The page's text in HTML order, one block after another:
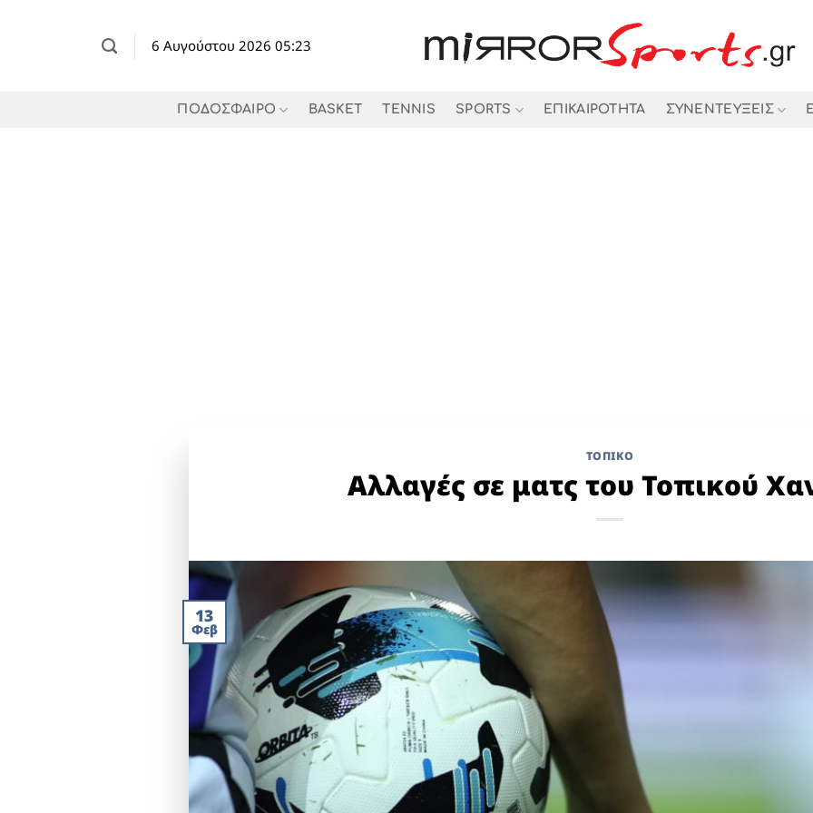
6 Αυγούστου 2026 05:23
ΠΟΔΟΣΦΑΙΡΟ BASKET TENNIS SPORTS ΕΠΙΚΑΙΡΟΤΗΤΑ ΣΥΝΕΝΤΕΥΞΕΙΣ
ΤΟΠΙΚΌ
Αλλαγές σε ματς του Τοπικού
13
Φεβ